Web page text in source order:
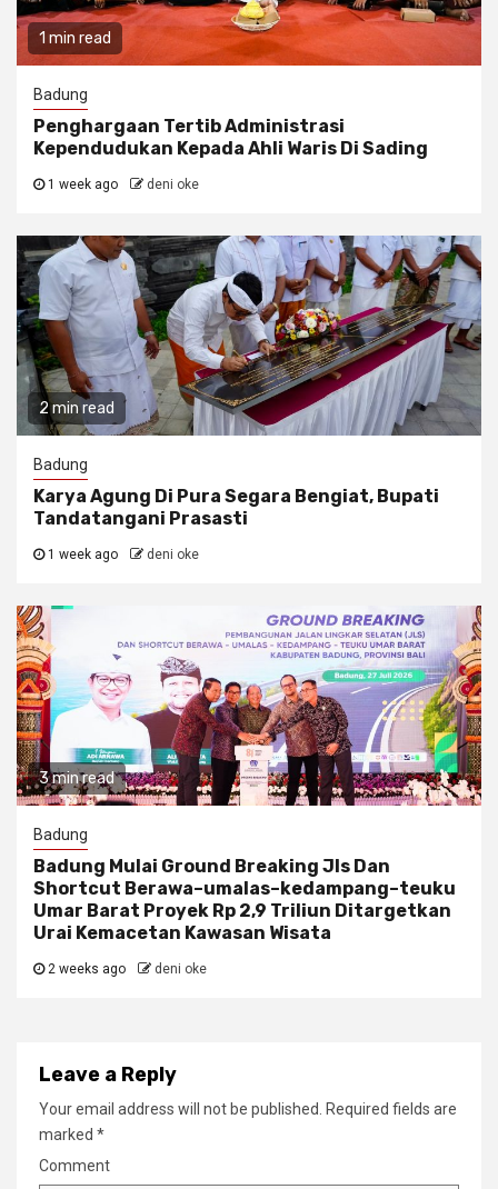
1 min read
Badung
Penghargaan Tertib Administrasi
Kependudukan Kepada Ahli Waris Di Sading
1 week ago deni oke
2 min read
Badung
Karya Agung Di Pura Segara Bengiat, Bupati
Tandatangani Prasasti
1 week ago deni oke
3 min read
Badung
Badung Mulai Ground Breaking Jls Dan
Shortcut Berawa–umalas–kedampang–teuku
Umar Barat Proyek Rp 2,9 Triliun Ditargetkan
Urai Kemacetan Kawasan Wisata
2 weeks ago deni oke
Leave a Reply
Your email address will not be published.
Required fields are
marked *
Comment